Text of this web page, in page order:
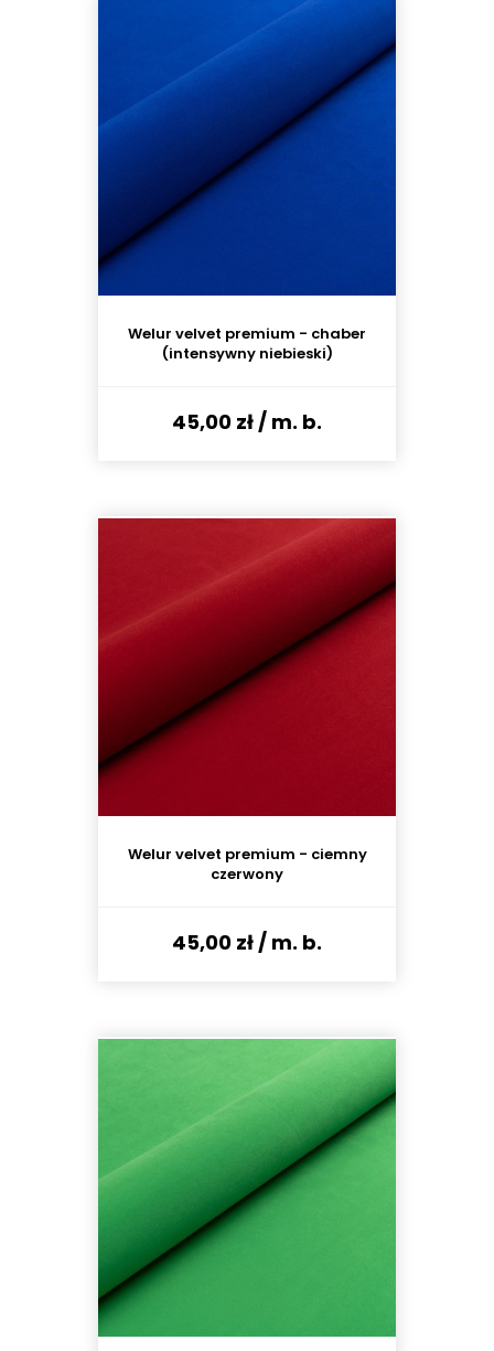
Welur velvet premium - chaber
(intensywny niebieski)
45,00 zł/ m. b.
Welur velvet premium - ciemny
czerwony
45,00 zł/ m. b.